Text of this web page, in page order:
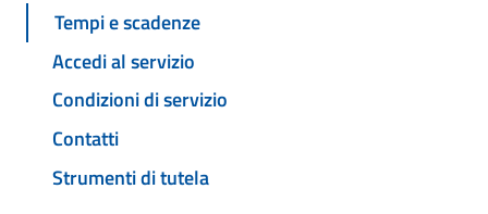
Tempi e scadenze
Accedi al servizio
Condizioni di servizio
Contatti
Strumenti di tutela